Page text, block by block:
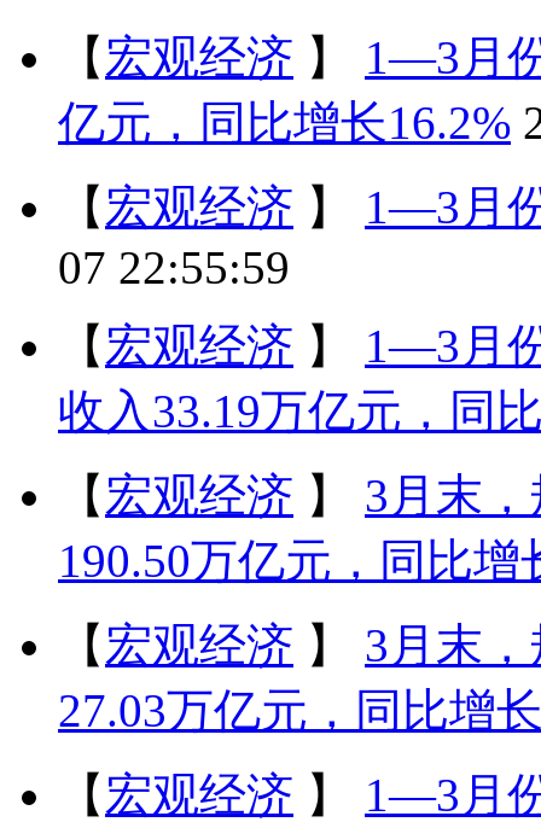
【 宏观经济 】 1—3月
亿元，同比增长16.2%
【 宏观经济 】 1—3月
07 22:55:59
【 宏观经济 】 1—3月
收入33.19万亿元，同
【 宏观经济 】 3月末
190.50万亿元，同比增
【 宏观经济 】 3月末
27.03万亿元，同比增
【 宏观经济 】 1—3月